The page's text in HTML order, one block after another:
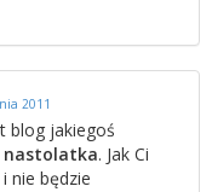
2011
blog jakiegoś
nastolatka. Jak Ci
nie będzie